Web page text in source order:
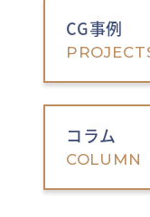
CG事例
コラム
COLUMN